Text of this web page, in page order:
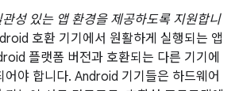
성 있는 앱 환경을 제공하도록 지원합니
호환 기기에서 원활하게 실행되는 앱
플랫폼 버전과 호환되는 다른 기기에
어야 합니다. Android 기기들은 하드웨어